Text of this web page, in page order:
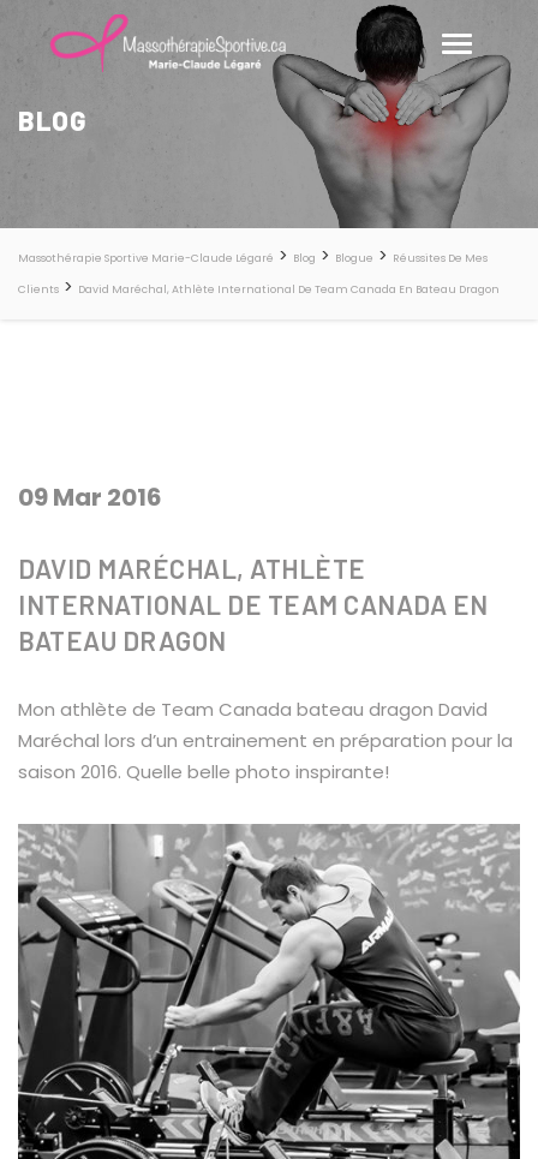
BLOG
Massothérapie Sportive Marie-Claude Légaré > Blog > Blogue > Réussites De Mes
Clients > David Maréchal, Athlète International De Team Canada En Bateau Dragon
09 Mar 2016
DAVID MARÉCHAL, ATHLÈTE
INTERNATIONAL DE TEAM CANADA EN
BATEAU DRAGON
Mon athlète de Team Canada bateau dragon David
Maréchal lors d’un entrainement en préparation pour la
saison 2016. Quelle belle photo inspirante!